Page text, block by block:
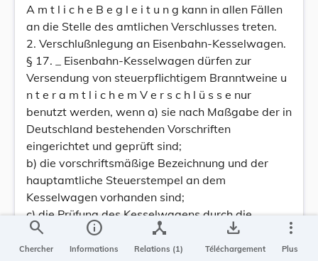
A m t l i c h e B e g l e i t u n g kann in allen Fällen
an die Stelle des amtlichen Verschlusses treten.
2. Verschlußnlegung an Eisenbahn-Kesselwagen.
§ 17. _ Eisenbahn-Kesselwagen dürfen zur
Versendung von steuerpflichtigem Branntweine u
n t e r a m t l i c h e m V e r s c h l ü s s e nur
benutzt werden, wenn a) sie nach Maßgabe der in
Deutschland bestehenden Vorschriften
eingerichtet und geprüft sind;
b) die vorschriftsmäßige Bezeichnung und der
hauptamtliche Steuerstempel an dem
Kesselwagen vorhanden sind;
c) die Prüfung des Kesselwagens durch die
Abfertigungsbeamten keine Anstände ergiebt.
§ 18. — Der amtliche Verschluß der Kesselwagen
search
Chercher
info
Informations
device_hub
Relations (1)
save_alt
Téléchargement
more_vert
Plus